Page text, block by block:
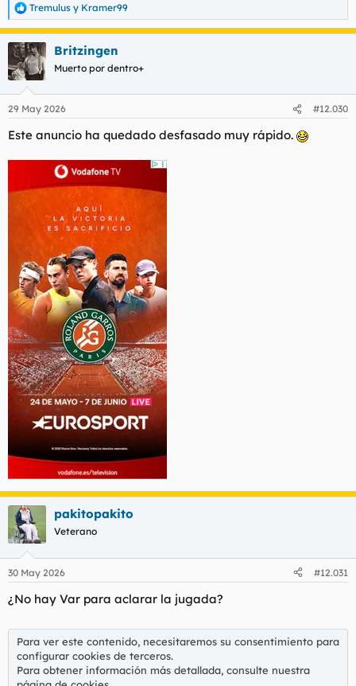
R
e
a
c
c
i
e
:
Tremulus y Kramer99
Britzingen
Muerto por dentro+
29 May 2026 #12.030
Este anuncio ha quedado desfasado muy rápido.
pakitopakito
Veterano
30 May 2026 #12.031
¿No hay Var para aclarar la jugada?
Para ver este contenido, necesitaremos su consentimiento para
configurar cookies de terceros.
Para obtener información más detallada, consulte nuestra